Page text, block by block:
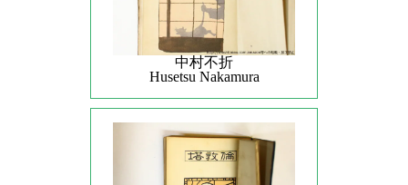
中村不折
Husetsu Nakamura